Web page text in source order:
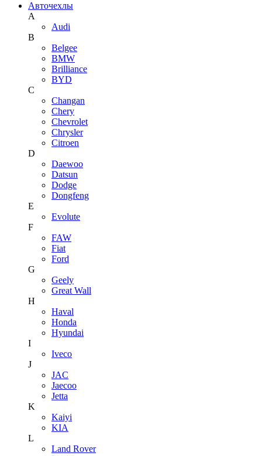
Авточехлы
A
Audi
B
Belgee
BMW
Brilliance
BYD
C
Changan
Chery
Chevrolet
Chrysler
Citroen
D
Daewoo
Datsun
Dodge
Dongfeng
E
Evolute
F
FAW
Fiat
Ford
G
Geely
Great Wall
H
Haval
Honda
Hyundai
I
Iveco
J
JAC
Jaecoo
Jetta
K
Kaiyi
KIA
L
Land Rover